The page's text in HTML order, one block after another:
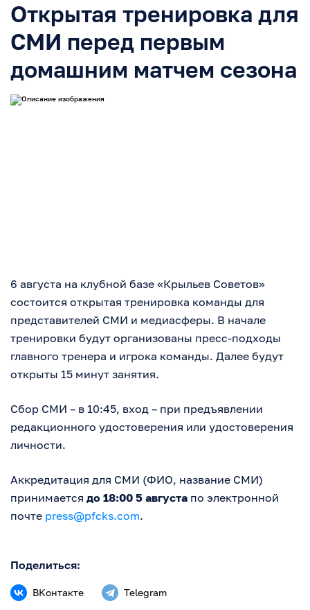
Открытая тренировка для
СМИ перед первым
домашним матчем сезона
6 августа на клубной базе «Крыльев Советов»
состоится открытая тренировка команды для
представителей СМИ и медиасферы. В начале
тренировки будут организованы пресс-подходы
главного тренера и игрока команды. Далее будут
открыты 15 минут занятия.
Сбор СМИ – в 10:45, вход – при предъявлении
редакционного удостоверения или удостоверения
личности.
Аккредитация для СМИ (ФИО, название СМИ)
принимается до 18:00 5 августа по электронной
почте press@pfcks.com.
Поделиться:
ВКонтакте Telegram